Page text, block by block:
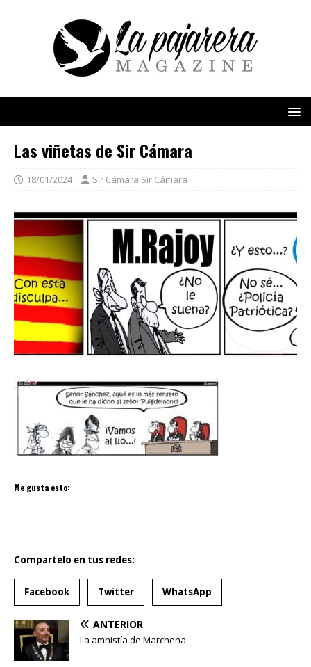
Las viñetas de Sir Cámara
18/01/2024 Sir Cámara Sir Cámara
Me gusta esto:
Compartelo en tus redes:
Facebook Twitter WhatsApp
ANTERIOR
La amnistía de Marchena